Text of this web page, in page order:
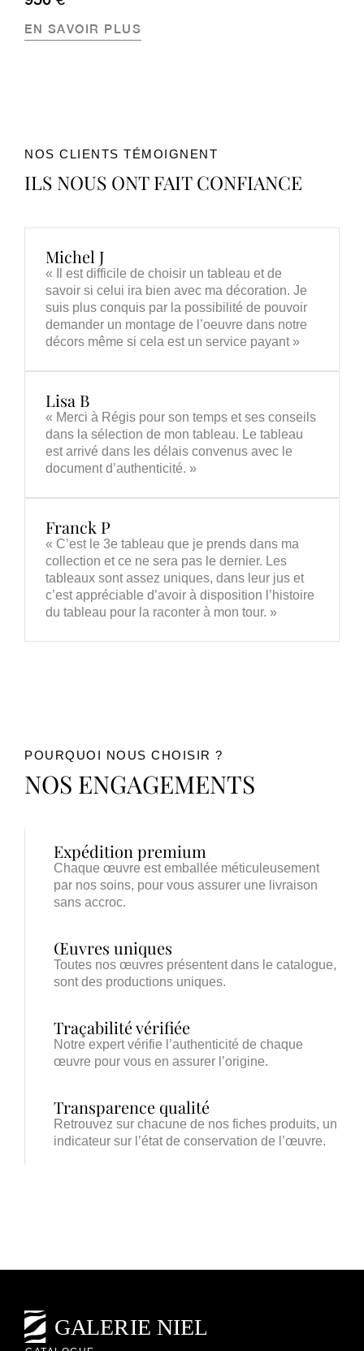
EN SAVOIR PLUS
NOS CLIENTS TÉMOIGNENT
ILS NOUS ONT FAIT CONFIANCE
Michel J
« Il est difficile de choisir un tableau et de
savoir si celui ira bien avec ma décoration. Je
suis plus conquis par la possibilité de pouvoir
demander un montage de l’oeuvre dans notre
décors même si cela est un service payant »
Lisa B
« Merci à Régis pour son temps et ses conseils
dans la sélection de mon tableau. Le tableau
est arrivé dans les délais convenus avec le
document d’authenticité. »
Franck P
« C’est le 3e tableau que je prends dans ma
collection et ce ne sera pas le dernier. Les
tableaux sont assez uniques, dans leur jus et
c’est appréciable d’avoir à disposition l’histoire
du tableau pour la raconter à mon tour. »
POURQUOI NOUS CHOISIR ?
NOS ENGAGEMENTS
Expédition premium
Chaque œuvre est emballée méticuleusement
par nos soins, pour vous assurer une livraison
sans accroc.
Œuvres uniques
Toutes nos œuvres présentent dans le catalogue,
sont des productions uniques.
Traçabilité vérifiée
Notre expert vérifie l’authenticité de chaque
œuvre pour vous en assurer l’origine.
Transparence qualité
Retrouvez sur chacune de nos fiches produits, un
indicateur sur l’état de conservation de l’œuvre.